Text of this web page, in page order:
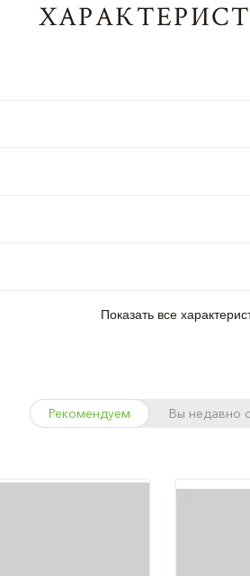
Показать все
Рекомендуем Вы недавно